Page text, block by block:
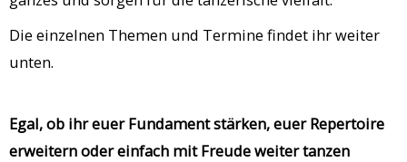
Die einzelnen Themen und Termine findet ihr weiter
unten.
Egal, ob ihr euer Fundament stärken, euer Repertoire
erweitern oder einfach mit Freude weiter tanzen